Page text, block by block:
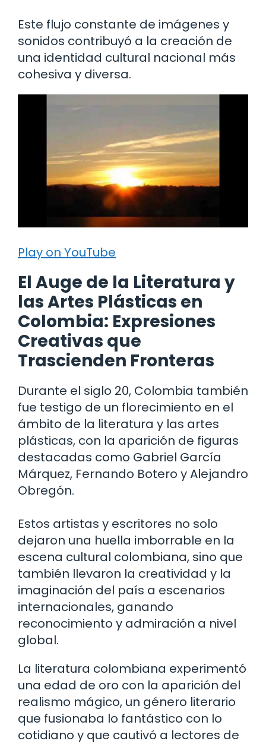
Este flujo constante de imágenes y
sonidos contribuyó a la creación de
una identidad cultural nacional más
cohesiva y diversa.
Play on YouTube
El Auge de la Literatura y
las Artes Plásticas en
Colombia: Expresiones
Creativas que
Trascienden Fronteras
Durante el siglo 20, Colombia también
fue testigo de un florecimiento en el
ámbito de la literatura y las artes
plásticas, con la aparición de figuras
destacadas como Gabriel García
Márquez, Fernando Botero y Alejandro
Obregón.
Estos artistas y escritores no solo
dejaron una huella imborrable en la
escena cultural colombiana, sino que
también llevaron la creatividad y la
imaginación del país a escenarios
internacionales, ganando
reconocimiento y admiración a nivel
global.
La literatura colombiana experimentó
una edad de oro con la aparición del
realismo mágico, un género literario
que fusionaba lo fantástico con lo
cotidiano y que cautivó a lectores de